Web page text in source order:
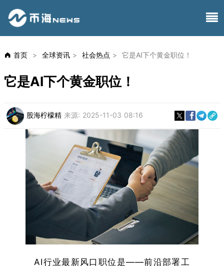
首页 > 全球资讯 > 社会热点 > 它是AI下个黄金职位！
它是AI下个黄金职位！
股海柠檬精 来源: 2025-11-03 08:16
AI行业最新风口职位是——前沿部署工